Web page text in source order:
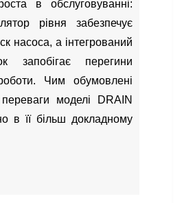
в обслуговуванні:
рівня забезпечує
насоса, а інтегрований
запобігає перегини
Чим обумовлені
моделі DRAIN
в її більш докладному